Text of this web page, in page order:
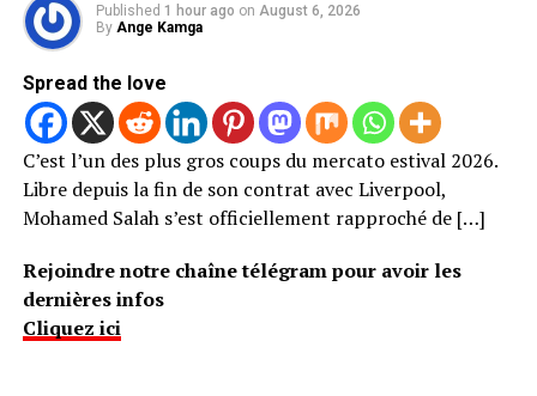
Published 1 hour ago on August 6, 2026
By Ange Kamga
Spread the love
C’est l’un des plus gros coups du mercato estival 2026.
Libre depuis la fin de son contrat avec Liverpool,
Mohamed Salah s’est officiellement rapproché de […]
Rejoindre notre chaîne télégram pour avoir les
dernières infos
Cliquez ici